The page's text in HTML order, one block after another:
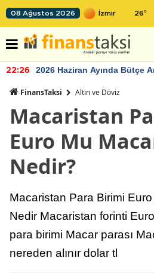
08 Ağustos 2026 26°
22:26 2026 Haziran Ayında Bütçe
FinansTaksi Altın ve Döviz
Macaristan
Euro Mu
Nedir?
Macaristan Para Birimi
Nedir Macaristan forinti
para birimi Macar parası
nereden alınır dolar tl